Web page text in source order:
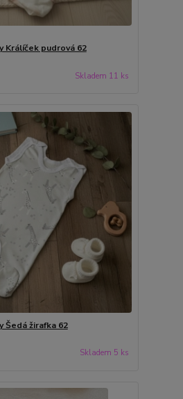
Králíček pudrová 62
Skladem 11 ks
Šedá žirafka 62
Skladem 5 ks